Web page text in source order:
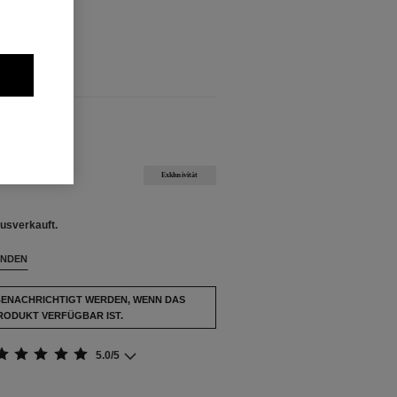
Exklusivität
WERDEN, WENN DAS
VERFÜGBAR IST.
5.0/5